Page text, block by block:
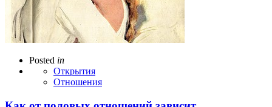
Posted in
Открытия
Отношения